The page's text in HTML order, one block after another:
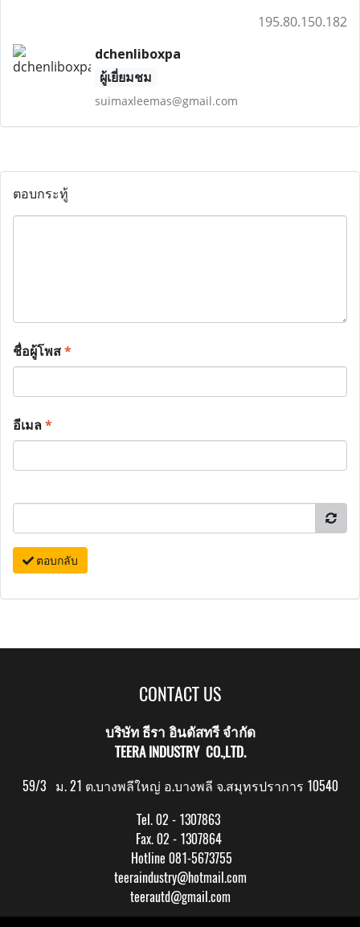
195.80.150.182
dchenliboxpa
ผู้เยี่ยมชม
suimaxleemas@gmail.com
ตอบกระทู้
ชื่อผู้โพส*
อีเมล*
ตอบกลับ
CONTACT US
บริษัท ธีรา อินดัสทรี จำกัด
TEERA INDUSTRY CO.,LTD.
59/3 ม. 21 ต.บางพลีใหญ่ อ.บางพลี จ.สมุทรปราการ 10540
Tel. 02 - 1307863
Fax. 02 - 1307864
Hotline 081-5673755
teeraindustry@hotmail.com
teerautd@gmail.com